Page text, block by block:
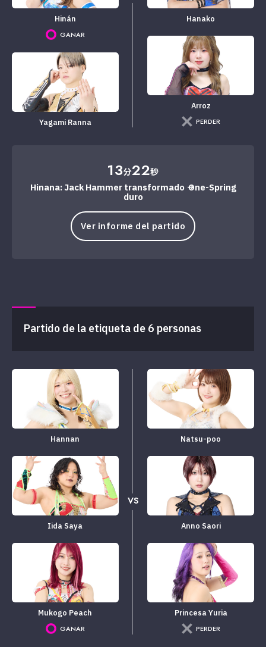
Hinán
GANAR
Yagami Ranna
Hanako
Arroz
PERDER
13分22秒
Hinana: Jack Hammer transformado → One-Spring
duro
Ver informe del partido
Partido de la etiqueta de 6 personas
Hannan
Iida Saya
Mukogo Peach
GANAR
VS
Natsu-poo
Anno Saori
Princesa Yuria
PERDER